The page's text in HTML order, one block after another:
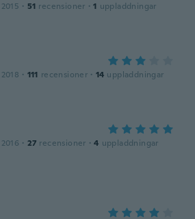
· 51 recensioner · 1 uppladdningar
· 111 recensioner · 14 uppladdningar
· 27 recensioner · 4 uppladdningar